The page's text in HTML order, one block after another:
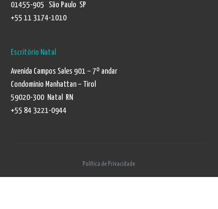
01455-905 São Paulo SP
+55 11 3174-1010
Escritório Natal
Avenida Campos Sales 901 – 7º andar
Condomínio Manhattan – Tirol
59020-300 Natal RN
+55 84 3221-0944
Política de Privacidade